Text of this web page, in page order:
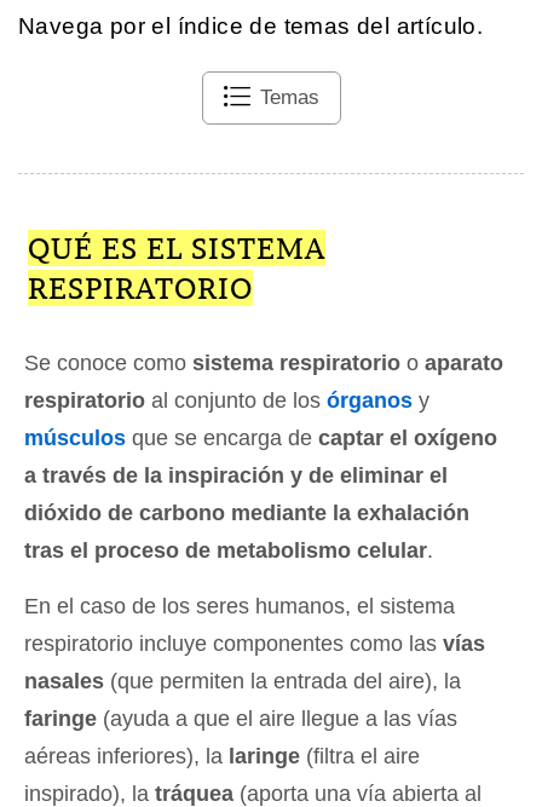
Navega por el índice de temas del artículo.
Temas
QUÉ ES EL SISTEMA
RESPIRATORIO
Se conoce como sistema respiratorio o aparato
respiratorio al conjunto de los órganos y
músculos que se encarga de captar el oxígeno
a través de la inspiración y de eliminar el
dióxido de carbono mediante la exhalación
tras el proceso de metabolismo celular.
En el caso de los seres humanos, el sistema
respiratorio incluye componentes como las vías
nasales (que permiten la entrada del aire), la
faringe (ayuda a que el aire llegue a las vías
aéreas inferiores), la laringe (filtra el aire
inspirado), la tráquea (aporta una vía abierta al